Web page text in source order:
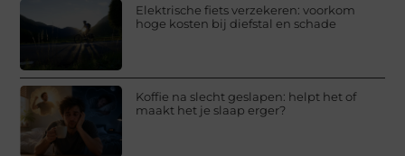
Elektrische fiets verzekeren: voorkom
hoge kosten bij diefstal en schade
Koffie na slecht geslapen: helpt het of
maakt het je slaap erger?